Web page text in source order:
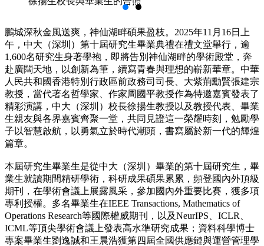
鵬城深秋金風送爽，神仙湖畔碩果盈枝。2025年11月16日上
午，中大（深圳）第十屆研究生畢業典禮在禮文堂舉行，逾
1,600名研究生身著學袍，即將告別神仙湖畔的學術殿堂，奔
赴廣闊天地，以創新為筆，續寫青春與理想的嶄新華章。中華
人民共和國香港特別行政區前政務司司長、大紫荊勳賢張建宗
教授，當代著名哲學家、作家周國平教授作為特邀嘉賓發表了
精彩演講，中大（深圳）校長徐揚生教授以及教授代表、畢業
生親友與各界嘉賓齊聚一堂，共同見證這一榮耀時刻，勉勵學
子以智慧啟航，以勇氣立於時代潮頭，書寫屬於新一代的輝煌
篇章。
本屆研究生畢業生是從中大（深圳）畢業的第十屆研究生，畢
業生就讀期間精研學術，科研成果碩果累累，頻登國內外頂級
期刊，在學術會議上展露風采，參加國內外重要比賽，獲多項
專利授權。多名畢業生在IEEE Transactions, Mathematics of
Operations Research等國際權威期刊，以及NeurIPS、ICLR、
ICML等頂尖學術會議上發表高水準研究成果；資料科學博士
專案畢業生劉逸誠和王晨浩獲第四屆全國供應鏈與運營管理學